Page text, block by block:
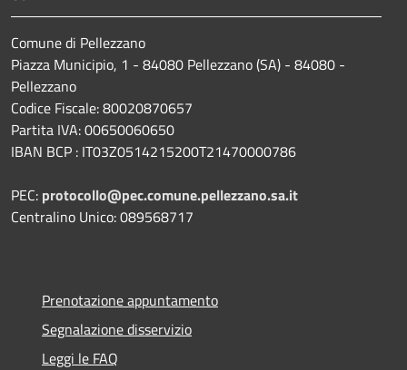
Comune di Pellezzano
Piazza Municipio, 1 - 84080 Pellezzano (SA) - 84080 -
Pellezzano
Codice Fiscale: 80020870657
Partita IVA: 00650060650
IBAN BCP : IT03Z0514215200T21470000786
PEC: protocollo@pec.comune.pellezzano.sa.it
Centralino Unico: 089568717
Prenotazione appuntamento
Segnalazione disservizio
Leggi le FAQ